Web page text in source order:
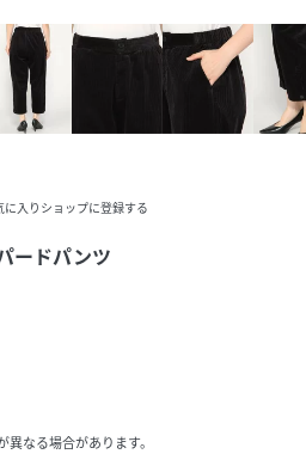
に入りショップに登録する
ードパンツ
なる場合があります。